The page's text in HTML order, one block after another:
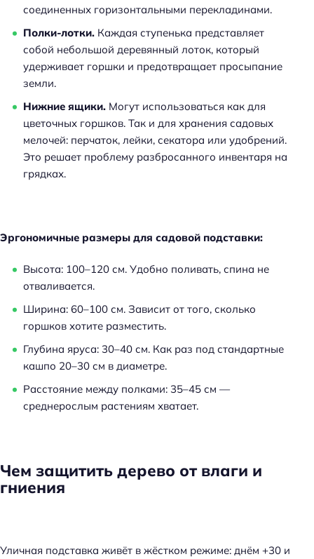
соединенных горизонтальными перекладинами.
Полки-лотки. Каждая ступенька представляет
собой небольшой деревянный лоток, который
удерживает горшки и предотвращает просыпание
земли.
Нижние ящики. Могут использоваться как для
цветочных горшков. Так и для хранения садовых
мелочей: перчаток, лейки, секатора или удобрений.
Это решает проблему разбросанного инвентаря на
грядках.
Эргономичные размеры для садовой подставки:
Высота: 100–120 см. Удобно поливать, спина не
отваливается.
Ширина: 60–100 см. Зависит от того, сколько
горшков хотите разместить.
Глубина яруса: 30–40 см. Как раз под стандартные
кашпо 20–30 см в диаметре.
Расстояние между полками: 35–45 см —
среднерослым растениям хватает.
Чем защитить дерево от влаги и
гниения
Уличная подставка живёт в жёстком режиме: днём +30 и